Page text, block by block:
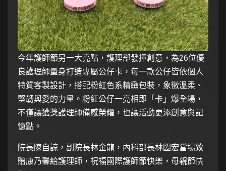
今年護師節另一大亮點，護理部發揮創意，為26位優
良護理師量身打造專屬公仔卡，每一款公仔皆依個人
特質客製設計，搭配粉紅色系精緻包裝，象徵溫柔、
堅韌與愛的力量。粉紅公仔一亮相即「卡」爆全場，
不僅讓獲獎護理師備感榮耀，也讓活動更添創意與記
憶點。
院長陳自諒，副院長林金龍，內科部長林圀宏當場致
贈康乃馨給護理師，祝福國際護師節快樂，母親節快